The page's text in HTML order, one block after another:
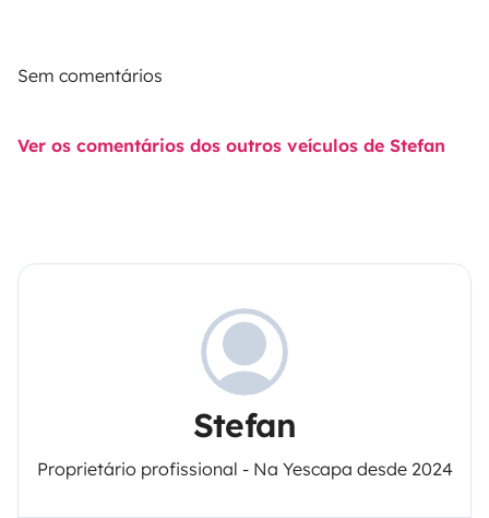
Sem comentários
Ver os comentários dos outros veículos de Stefan
Stefan
Proprietário profissional - Na Yescapa desde 2024